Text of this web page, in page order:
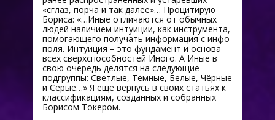
«сглаз, порча и так далее»… Процитирую
Бориса: «…Иные отличаются от обычных
людей наличием интуиции, как инструмента,
помогающего получать информация с инфо-
поля. Интуиция – это фундамент и основа
всех сверхспособностей Иного. А Иные в
свою очередь делятся на следующие
подгруппы: Светлые, Тёмные, Белые, Чёрные
и Серые…» Я ещё вернусь в своих статьях к
классификациям, созданных и собранных
Борисом Токером.